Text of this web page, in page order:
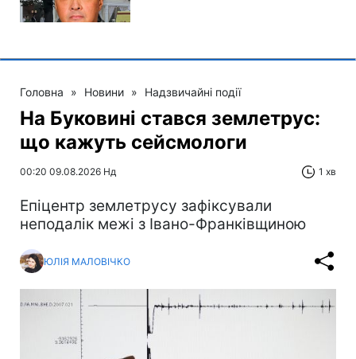
Головна » Новини » Надзвичайні події
На Буковині стався землетрус:
що кажуть сейсмологи
00:20 09.08.2026 Нд 1 хв
Епіцентр землетрусу зафіксували
неподалік межі з Івано-Франківщиною
ЮЛІЯ МАЛОВІЧКО